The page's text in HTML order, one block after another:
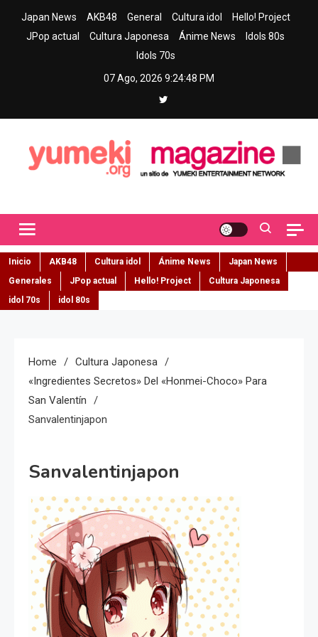
Japan News AKB48 General Cultura idol
Hello! Project
JPop actual
Cultura Japonesa Ánime News
Idols 80s
Idols 70s
07 Ago, 2026 9:24:49 PM
Inicio AKB48 Cultura idol Ánime News
Japan News
Generales
JPop actual Hello! Project
Cultura Japonesa
idol 70s
idol 80s
Home
Cultura Japonesa
«Ingredientes Secretos» Del «Honmei-Choco» Para
San Valentín
Sanvalentinjapon
Sanvalentinjapon